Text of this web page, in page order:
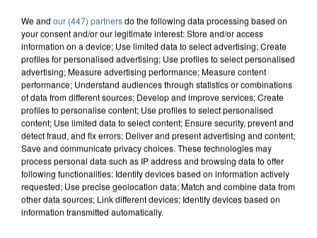
UN SECOND CADRE DE LA DZ MAFIA
INTERPELLÉ EN ALGÉRIE
We and our (447) partnersdo the following data processing based on
your consent and/or our legitimate interest: Store and/or access
information on a device; Use limited data to select advertising; Create
profiles for personalised advertising; Use profiles to select personalised
advertising; Measure advertising performance; Measure content
performance; Understand audiences through statistics or combinations
of data from different sources; Develop and improve services; Create
profiles to personalise content; Use profiles to select personalised
content; Use limited data to select content; Ensure security, prevent and
detect fraud, and fix errors; Deliver and present advertising and content;
Save and communicate privacy choices. These technologies may
process personal data such as IP address and browsing data to offer
following functionalities: Identify devices based on information actively
requested; Use precise geolocation data; Match and combine data from
other data sources; Link different devices; Identify devices based on
information transmitted automatically.